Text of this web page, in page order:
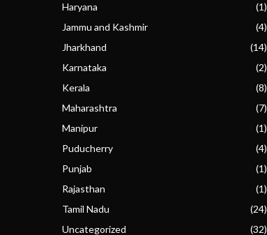
Haryana
(1)
Jammu and Kashmir
(4)
Jharkhand
(14)
Karnataka
(2)
Kerala
(8)
Maharashtra
(7)
Manipur
(1)
Puducherry
(4)
Punjab
(1)
Rajasthan
(1)
Tamil Nadu
(24)
Uncategorized
(32)